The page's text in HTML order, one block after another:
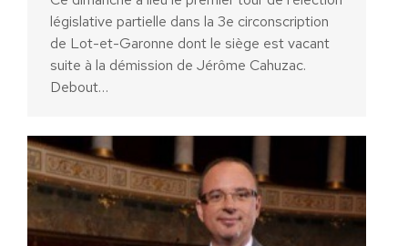
législative partielle dans la 3e circonscription
de Lot-et-Garonne dont le siège est vacant
suite à la démission de Jérôme Cahuzac.
Debout…